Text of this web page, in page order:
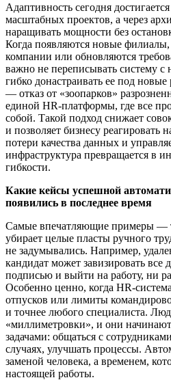
Адаптивность сегодня
масштабных проектов, а через
наращивать мощности без
Когда появляются новые филиалы,
компании или обновляются
важно не переписывать систему с
гибко донастраивать ее под
— отказ от «зоопарков»
единой HR-платформы, где все
собой. Такой подход снижает
и позволяет бизнесу реагировать
потери качества данных и
инфраструктура превращается в
гибкости.
Какие кейсы успешной
появились в последнее время
Самые впечатляющие примеры —
убирает целые пласты ручного
не задумывались. Например,
кандидат может завизировать все
подписью и выйти на работу, ни
Особенно ценно, когда HR-
отпусков или лимиты
и точнее любого специалиста.
«миллиметровки», и они
задачами: общаться с
случаях, улучшать процессы.
заменой человека, а временем,
настоящей работы.